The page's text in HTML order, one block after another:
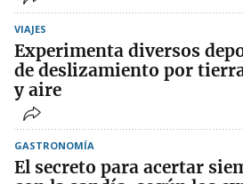
VIAJES
Experimenta diversos
de deslizamiento por
y aire
GASTRONOMÍA
El secreto para acertar